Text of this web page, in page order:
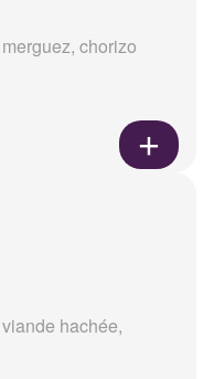
chorizo
hachée,